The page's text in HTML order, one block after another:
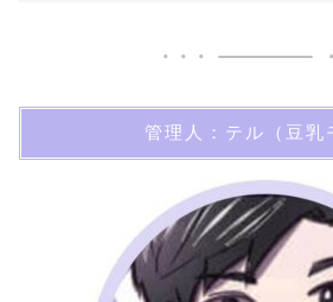
管理人：テル（豆乳